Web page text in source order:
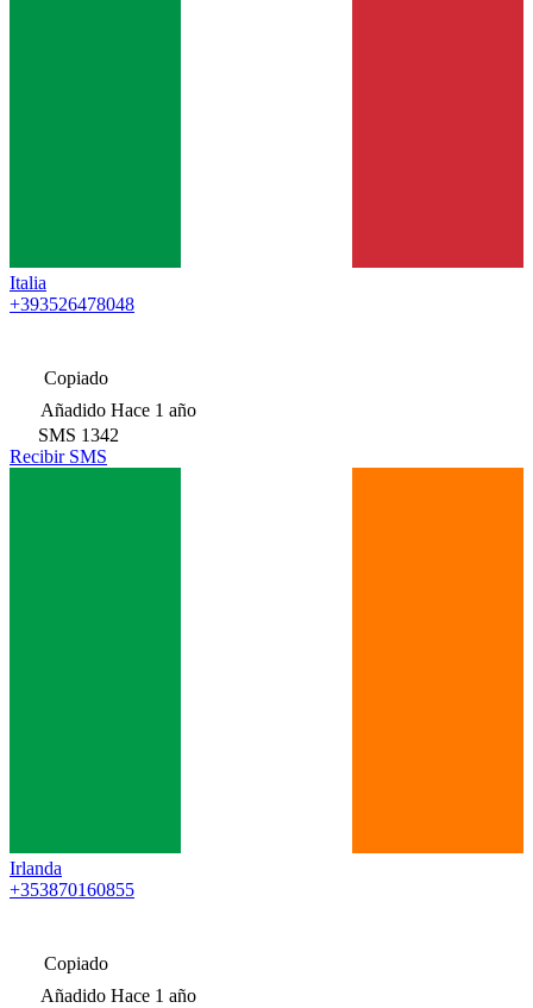
Italia
+393526478048
Copiado
Añadido Hace 1 año
SMS 1342
Recibir SMS
Irlanda
+353870160855
Copiado
Añadido Hace 1 año